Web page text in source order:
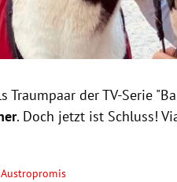
Traumpaar der TV-Serie
. Doch jetzt ist Schluss!
Austropromis